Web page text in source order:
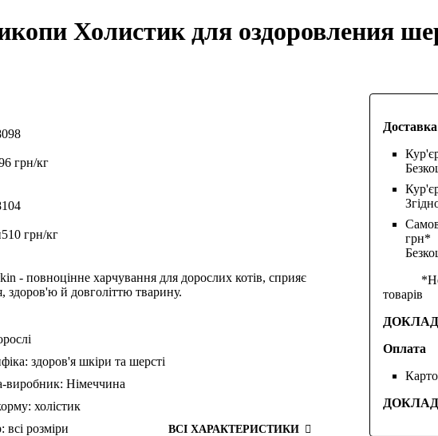
Холистик для оздоровления
Доставка
грн*
*Не
товарів
Оплата
грн/кг
510 грн/кг
- повноцінне харчування для дорослих котів, сприяє
здоров'ю й довголіттю тварину.
здоров'я шкіри та шерсті
виробник: Німеччина
холістик
всі розміри ВСІ ХАРАКТЕРИСТИКИ